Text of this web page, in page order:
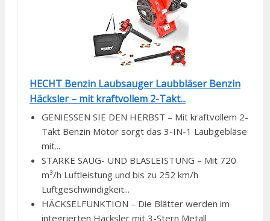
HECHT Benzin Laubsauger Laubbläser Benzin
Häcksler – mit kraftvollem 2-Takt...
GENIESSEN SIE DEN HERBST – Mit kraftvollem 2-
Takt Benzin Motor sorgt das 3-IN-1 Laubgebläse
mit...
STARKE SAUG- UND BLASLEISTUNG – Mit 720
m³/h Luftleistung und bis zu 252 km/h
Luftgeschwindigkeit...
HÄCKSELFUNKTION – Die Blätter werden im
integrierten Häcksler mit 3-Stern Metall